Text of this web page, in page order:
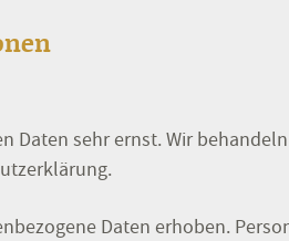
Daten sehr ernst. Wir
Daten erhoben.